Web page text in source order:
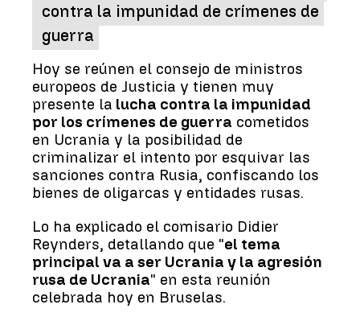
contra la impunidad de crímenes de
guerra
Hoy se reúnen el consejo de ministros
europeos de Justicia y tienen muy
presente la lucha contra la impunidad
por los crímenes de guerra cometidos
en Ucrania y la posibilidad de
criminalizar el intento por esquivar las
sanciones contra Rusia, confiscando los
bienes de oligarcas y entidades rusas.
Lo ha explicado el comisario Didier
Reynders, detallando que "el tema
principal va a ser Ucrania y la agresión
rusa de Ucrania" en esta reunión
celebrada hoy en Bruselas.